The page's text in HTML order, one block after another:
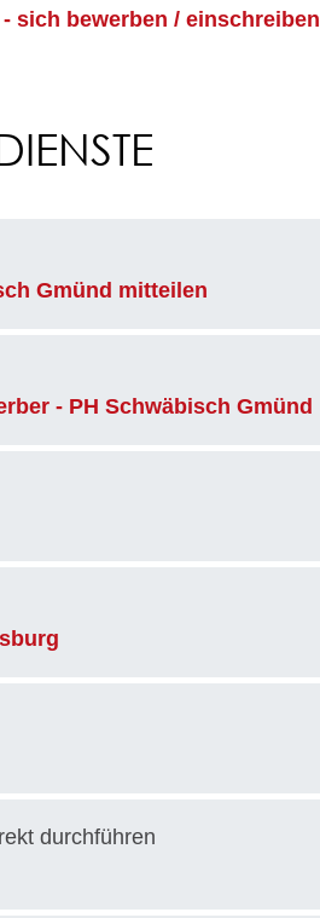
sich bewerben / einschreiben
Gmünd mitteilen
- PH Schwäbisch Gmünd
durchführen